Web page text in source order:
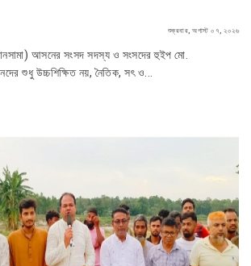
শুক্রবার, অগাস্ট ০৭, ২০২৬
আসনের সংসদ সদস্য ও সংসদের হুইপ মো.
শুধু উচ্চশিক্ষিত নয়, নৈতিক, সৎ ও...